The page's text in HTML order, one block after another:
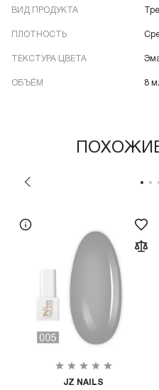
ВИД ПРОДУКТА
ПЛОТНОСТЬ
ТЕКСТУРА ЦВЕТА
ОБЪЁМ 8
JZ NAILS